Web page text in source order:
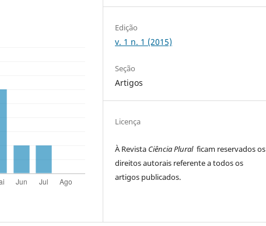
Edição
v. 1 n. 1 (2015)
Seção
Artigos
Licença
À Revista Ciência Pluralficam reservados os
direitos autorais referente a todos os
artigos publicados.